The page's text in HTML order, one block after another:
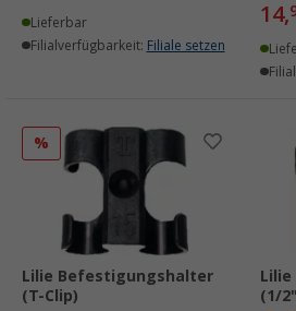
Lieferbar
Filialverfügbarkeit: Filiale setzen
14,
%
Lilie Befestigungshalter
(T-Clip)
(1/